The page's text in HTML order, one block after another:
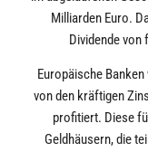
Milliarden Euro.
Dividende
Europäische
von den kräftigen
profitiert. Diese
Geldhäusern, die